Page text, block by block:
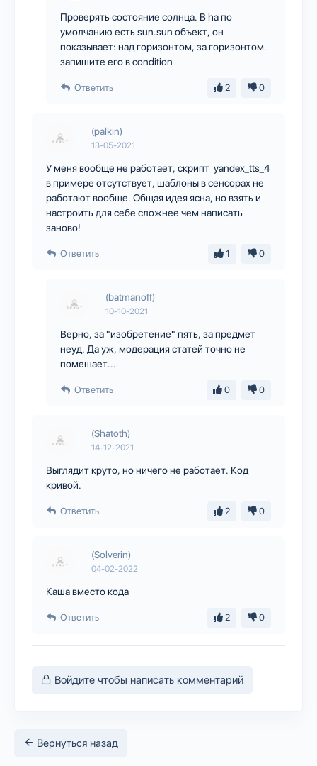
Проверять состояние солнца. В ha по
умолчанию есть sun.sun объект, он
показывает: над горизонтом, за горизонтом.
запишите его в condition
Ответить 2 0
(palkin)
13-05-2021
У меня вообще не работает, скрипт yandex_tts_4
в примере отсутствует, шаблоны в сенсорах не
работают вообще. Общая идея ясна, но взять и
настроить для себе сложнее чем написать
заново!
Ответить 1 0
(batmanoff)
10-10-2021
Верно, за "изобретение" пять, за предмет
неуд. Да уж, модерация статей точно не
помешает...
Ответить 0 0
(Shatoth)
14-12-2021
Выглядит круто, но ничего не работает. Код
кривой.
Ответить 2 0
(Solverin)
04-02-2022
Каша вместо кода
Ответить 2 0
Войдите чтобы написать комментарий
Вернуться назад